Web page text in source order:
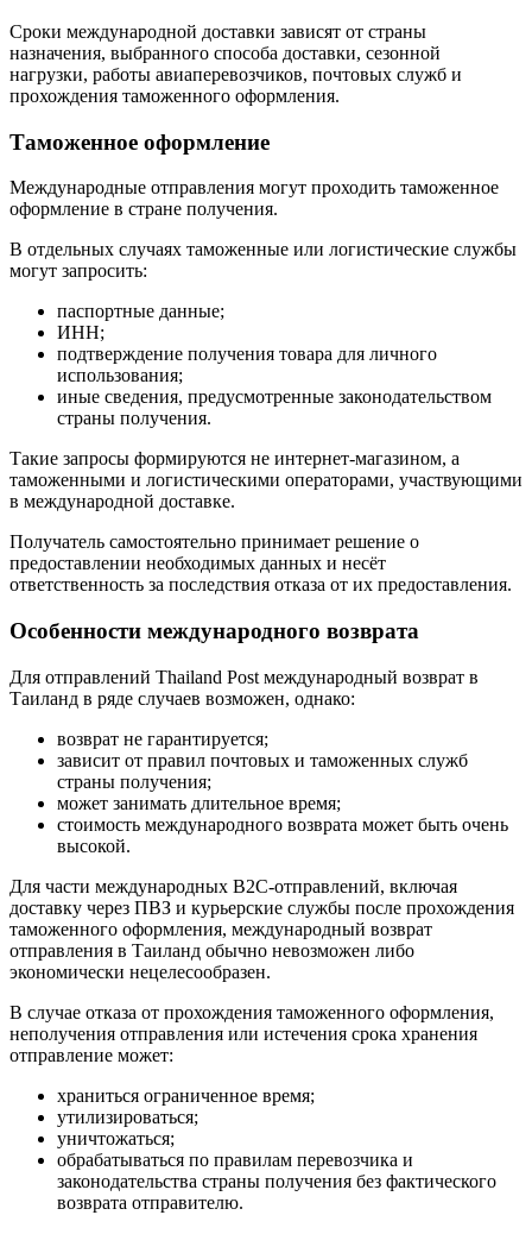
Сроки международной доставки зависят от страны
назначения, выбранного способа доставки, сезонной
нагрузки, работы авиаперевозчиков, почтовых служб и
прохождения таможенного оформления.
Таможенное оформление
Международные отправления могут проходить таможенное
оформление в стране получения.
В отдельных случаях таможенные или логистические службы
могут запросить:
паспортные данные;
ИНН;
подтверждение получения товара для личного
использования;
иные сведения, предусмотренные законодательством
страны получения.
Такие запросы формируются не интернет-магазином, а
таможенными и логистическими операторами, участвующими
в международной доставке.
Получатель самостоятельно принимает решение о
предоставлении необходимых данных и несёт
ответственность за последствия отказа от их предоставления.
Особенности международного возврата
Для отправлений Thailand Post международный возврат в
Таиланд в ряде случаев возможен, однако:
возврат не гарантируется;
зависит от правил почтовых и таможенных служб
страны получения;
может занимать длительное время;
стоимость международного возврата может быть очень
высокой.
Для части международных B2C-отправлений, включая
доставку через ПВЗ и курьерские службы после прохождения
таможенного оформления, международный возврат
отправления в Таиланд обычно невозможен либо
экономически нецелесообразен.
В случае отказа от прохождения таможенного оформления,
неполучения отправления или истечения срока хранения
отправление может:
храниться ограниченное время;
утилизироваться;
уничтожаться;
обрабатываться по правилам перевозчика и
законодательства страны получения без фактического
возврата отправителю.